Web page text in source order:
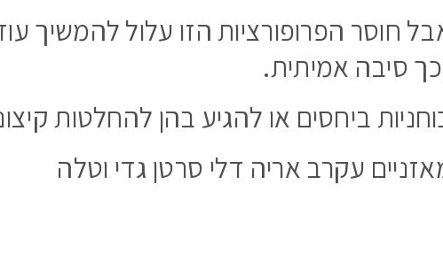
הפרופורציות הזו עלול להמשיך עוד
סיבה אמיתית.
ביחסים או להגיע בהן להחלטות
עקרב אריה דלי סרטן גדי וטלה